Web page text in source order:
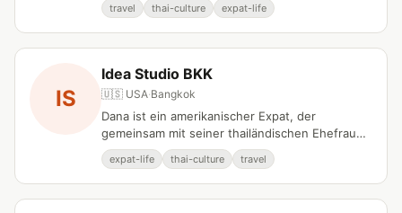
travel thai-culture expat-life
IS
Idea Studio BKK
🇺🇸 USA·Bangkok
Dana ist ein amerikanischer Expat, der
gemeinsam mit seiner thailändischen Ehefrau
Jib dokumentarische Inhalte über Bangkok
produziert.
expat-life thai-culture travel